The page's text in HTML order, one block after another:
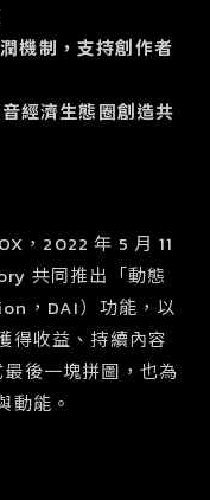
機制，支持創作者
經濟生態圈創造共
，2022 年 5 月 11
共同推出「動態
，DAI）功能，以
得收益、持續內容
後一塊拼圖，也為
動能。